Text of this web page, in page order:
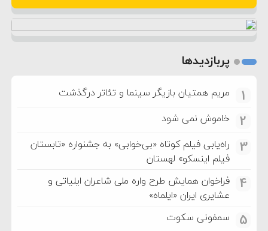
پربازدیدها
1 مریم همتیان بازیگر سینما و تئاتر درگذشت
2 خاموش نمی شود
3
راه‌یابی فیلم کوتاه «بی‌خوابی» به جشنواره «تابستان
فیلم اینسکو» لهستان
4
فراخوان همایش طرح واره ملی شاعران ایلیاتی و
عشایری ایران «ایلماه»
5 سمفونی سکوت